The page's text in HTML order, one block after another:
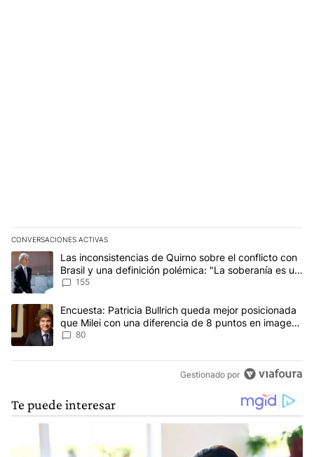
CONVERSACIONES ACTIVAS
Este listado muestra los artículos con más comentarios en los
Un artículo de tendencia con el título "Las inconsistencias de
Las inconsistencias de Quirno sobre el conflicto con
Brasil y una definición polémica: "La soberanía es un
concepto antiguo"
155
Un artículo de tendencia con el título "Encuesta: Patricia
Encuesta: Patricia Bullrich queda mejor posicionada
que Milei con una diferencia de 8 puntos en imagen
negativa
80
Gestionado por